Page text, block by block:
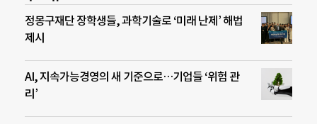
정몽구재단 장학생들, 과학기술로 ‘미래 난제’ 해법
제시
AI, 지속가능경영의 새 기준으로…기업들 ‘위험 관
리’